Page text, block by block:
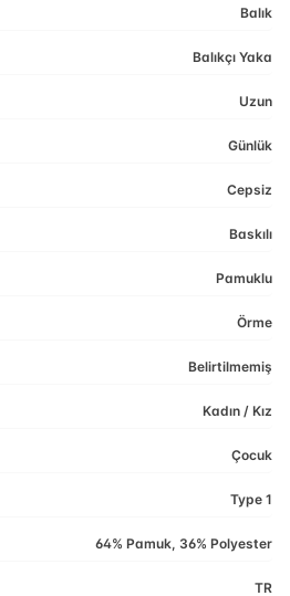
Balık
Balıkçı Yaka
Uzun
Günlük
Cepsiz
Baskılı
Pamuklu
Örme
Belirtilmemiş
Kadın / Kız
Çocuk
Type 1
64% Pamuk, 36% Polyester
TR